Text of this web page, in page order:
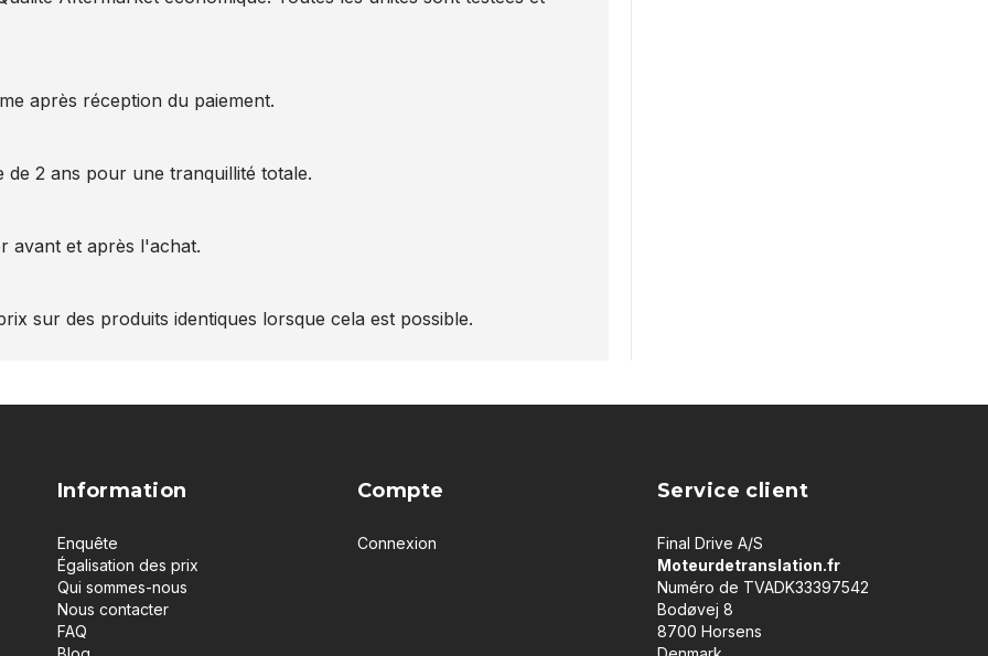
après réception du paiement.
2 ans pour une tranquillité totale.
avant et après l'achat.
sur des produits identiques lorsque cela est possible.
Information
Enquête
Égalisation des prix
Qui sommes-nous
Nous contacter
FAQ
Compte
Connexion
Service client
Final Drive A/S
Moteurdetranslation.fr
Numéro de TVADK33397542
Bodøvej 8
8700 Horsens